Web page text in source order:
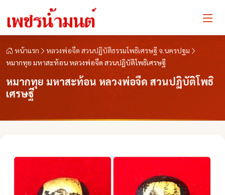
หน้าแรก
หลวงพ่อจืด สวนปฏิบัติธรรมโพธิเศรษฐี จ.นครปฐม
หมากทุย มหาสะท้อน หลวงพ่อจืด สวนปฏิบัติโพธิเศรษฐี
หมากทุย มหาสะท้อน หลวงพ่อจืด สวนปฏิบัติโพธิ
เศรษฐี